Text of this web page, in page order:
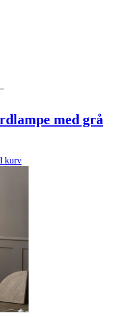
med grå
kurv